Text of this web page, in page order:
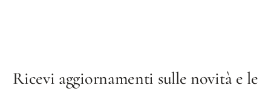
Ricevi aggiornamenti sulle novità e le